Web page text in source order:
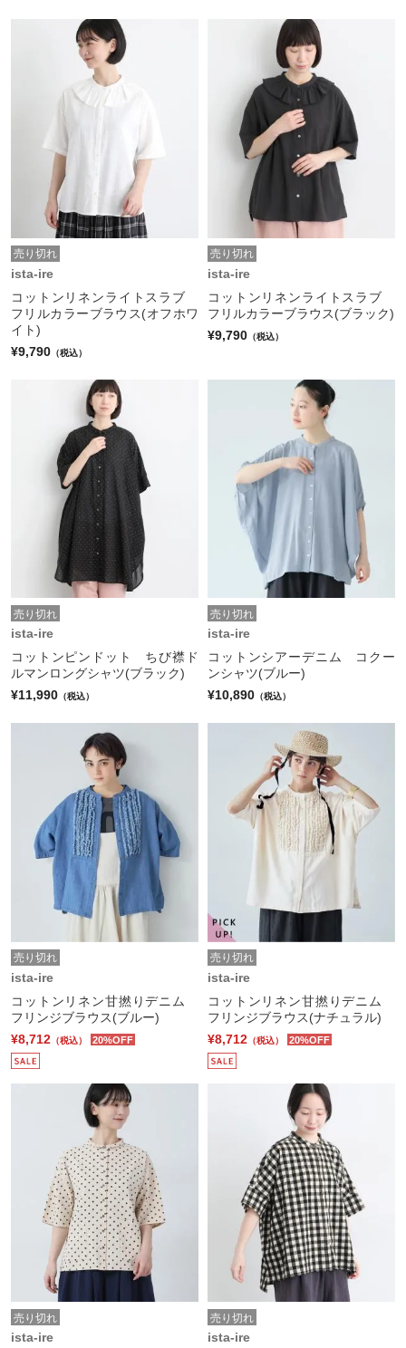
売り切れ
ista-ire
コットンリネンライトスラブ
フリルカラーブラウス(オフホワ
イト)
¥9,790 （税込）
売り切れ
ista-ire
コットンリネンライトスラブ
フリルカラーブラウス(ブラック)
¥9,790 （税込）
売り切れ
ista-ire
コットンピンドット ちび襟ド
ルマンロングシャツ(ブラック)
¥11,990 （税込）
売り切れ
ista-ire
コットンシアーデニム コクー
ンシャツ(ブルー)
¥10,890 （税込）
売り切れ
ista-ire
コットンリネン甘撚りデニム
フリンジブラウス(ブルー)
¥8,712 （税込） 20%OFF
売り切れ
ista-ire
コットンリネン甘撚りデニム
フリンジブラウス(ナチュラル)
¥8,712 （税込） 20%OFF
売り切れ
ista-ire
売り切れ
ista-ire